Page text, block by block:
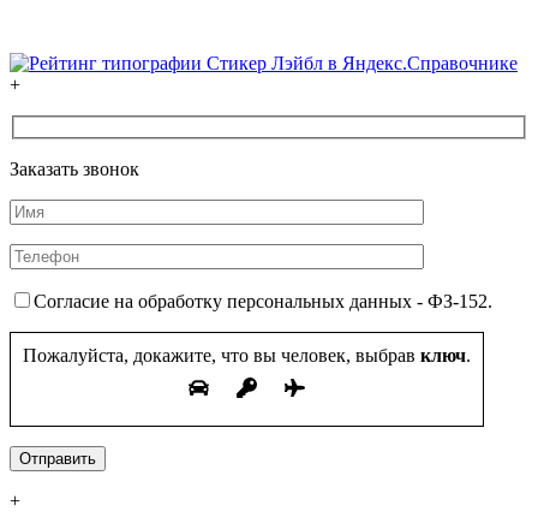
+
Заказать звонок
Согласие на обработку персональных данных - ФЗ-152.
Пожалуйста, докажите, что вы человек, выбрав ключ.
+